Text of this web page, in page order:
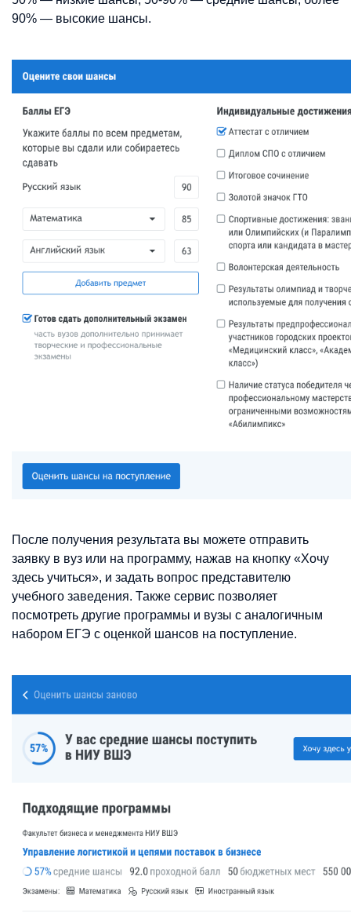
90% — высокие шансы.
После получения результата вы можете отправить
заявку в вуз или на программу, нажав на кнопку «Хочу
здесь учиться», и задать вопрос представителю
учебного заведения. Также сервис позволяет
посмотреть другие программы и вузы с аналогичным
набором ЕГЭ с оценкой шансов на поступление.